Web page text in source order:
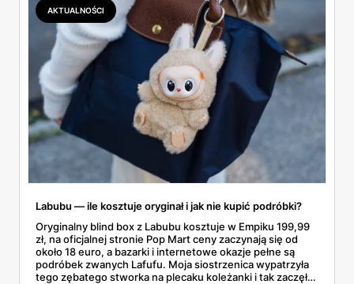
faktycznie wystarczy.
AKTUALNOŚCI
Labubu — ile kosztuje oryginał i jak nie kupić podróbki?
Oryginalny blind box z Labubu kosztuje w Empiku 199,99
zł, na oficjalnej stronie Pop Mart ceny zaczynają się od
około 18 euro, a bazarki i internetowe okazje pełne są
podróbek zwanych Lafufu. Moja siostrzenica wypatrzyła
tego zębatego stworka na plecaku koleżanki i tak zaczęło